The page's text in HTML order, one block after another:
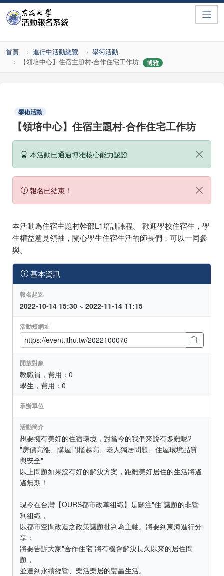
首頁 進行中活動總覽
學術活動
【領培中心】住宿主題村-合作住宅工作坊
博雅
學術活動
【領培中心】住宿主題村-合作住宅工作坊
本活動已通過博雅核心能力認證
報名已結束！
本活動為住宿主題村幹部L1培訓課程。 歡迎學校住宿生，學
生權益意見領袖，關心學生住宿生活的師長們，可以一同參
與。
基本資訊
報名起迄
2022-10-14 15:30 ~ 2022-11-14 11:15
活動短網址
開放對象
教職員，費用：0
學生，費用：0
承辦單位
活動簡介
想要擁有美好的住宿環境，對當今的我們來說有多難呢?
"房價高漲、購屋門檻越高、老人獨居問題、住屋環境品質
與安全"
以上問題如果沒有好的解決方案，距離美好居住的生活將遙
遙無期！
現今在台灣【OURS都市改革組織】是關注"住"議題的非營
利組織，
以都市空間改造之政策議題批判為主軸。將要到東海進行分
享：
將要告訴大家"合作住宅"將有機會解決長久以來的居住問
題，
並達到永續經營、樂活樂居的雙贏生活。